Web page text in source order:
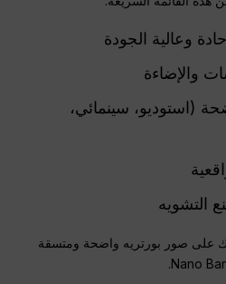
وعالية الجودة
والإضاءة
(استوديو، سينمائي،
التشويه
على صور بورتريه واضحة ومتسقة